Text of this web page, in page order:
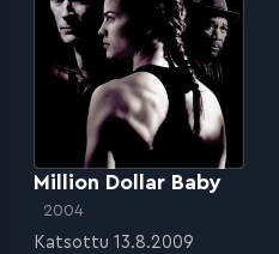
Million Dollar Baby
2004
Katsottu 13.8.2009